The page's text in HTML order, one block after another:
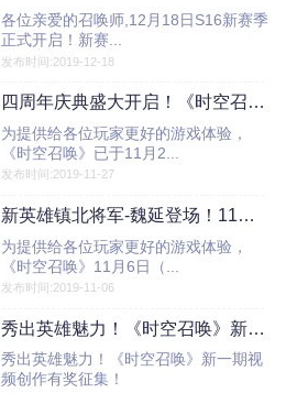
各位亲爱的召唤师,12月18日S16新赛季
正式开启！新赛...
发布时间:2019-12-18
四周年庆典盛大开启！《时空召唤》11月27日停服更新公告
为提供给各位玩家更好的游戏体验，
《时空召唤》已于11月2...
发布时间:2019-11-27
新英雄镇北将军-魏延登场！11月6日停服更新公告
为提供给各位玩家更好的游戏体验，
《时空召唤》11月6日（...
发布时间:2019-11-06
秀出英雄魅力！《时空召唤》新一期视频创作有奖征集！
秀出英雄魅力！《时空召唤》新一期视
频创作有奖征集！